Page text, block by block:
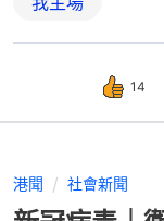
14
港聞 社會新聞